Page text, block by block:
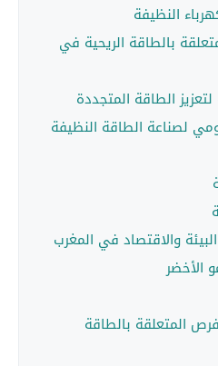
النظيفة
بالطاقة الريحية في
لتعزيز الطاقة المتجددة
لصناعة الطاقة النظيفة
والاقتصاد في المغرب
الأخضر
المتعلقة بالطاقة